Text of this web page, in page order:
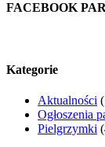
FACEBOOK
Kategorie
Aktualności
Ogłoszenia
Pielgrzymki